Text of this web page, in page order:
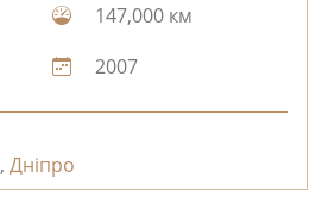
147,000 км
2007
, Дніпро